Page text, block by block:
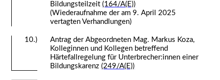
Bildungsteilzeit(164/A(E))
(Wiederaufnahme der am 9. April 2025
vertagten Verhandlungen)
10.)
Antrag der Abgeordneten Mag. Markus Koza,
Kolleginnen und Kollegen betreffend
Härtefallregelung für Unterbrecher:innen einer
Bildungskarenz(249/A(E))